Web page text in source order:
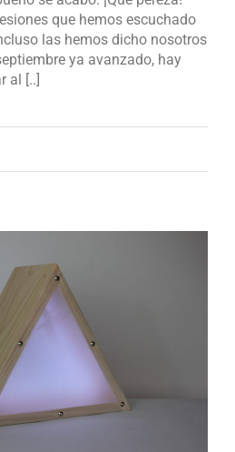
que hemos escuchado
las hemos dicho nosotros
ya avanzado, hay
al [..]